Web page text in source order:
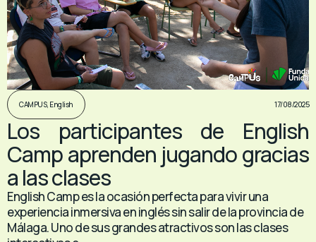
CAMPUS, English 17/08/2025
Los participantes de English
Camp aprenden jugando gracias
a las clases
English Camp es la ocasión perfecta para vivir una
experiencia inmersiva en inglés sin salir de la provincia de
Málaga. Uno de sus grandes atractivos son las clases